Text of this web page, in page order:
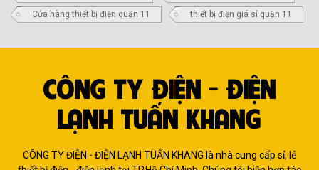
Cửa hàng thiết bị điện quận 11
thiết bị điện giá sỉ quận 11
CÔNG TY ĐIỆN - ĐIỆN
LẠNH TUẤN KHANG
CÔNG TY ĐIỆN - ĐIỆN LẠNH TUẤN KHANG là nhà cung cấp sỉ, lẻ